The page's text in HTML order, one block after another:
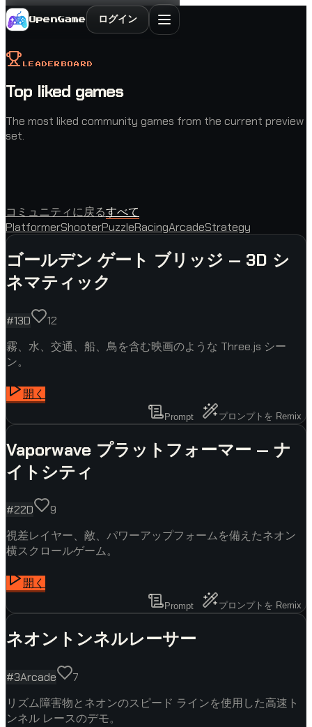
OpenGame ログイン
LEADERBOARD
Top liked games
The most liked community games from the current preview
set.
コミュニティに戻るすべて
PlatformerShooterPuzzleRacingArcadeStrategy
ゴールデン ゲート ブリッジ — 3D シ
ネマティック
#13D
12
霧、水、交通、船、鳥を含む映画のような Three.js シー
ン。
開く
Prompt プロンプトを Remix
Vaporwave プラットフォーマー — ナ
イトシティ
#22D
9
視差レイヤー、敵、パワーアップフォームを備えたネオン
横スクロールゲーム。
開く
Prompt プロンプトを Remix
ネオントンネルレーサー
#3Arcade
7
リズム障害物とネオンのスピード ラインを使用した高速ト
ンネル レースのデモ。